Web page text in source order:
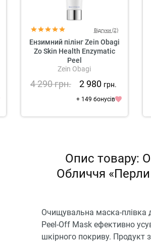
Відгуки (2)
Ензимний пілінг Zein Obagi
Zo Skin Health Enzymatic
Peel
Zein Obagi
4 290грн. 2 980 грн.
+ 149 бонусів
Опис товару:
Обличчя «Перли
Очищувальна маска-плівка
Peel-Off Mask ефективно
шкірного покриву. Продукт